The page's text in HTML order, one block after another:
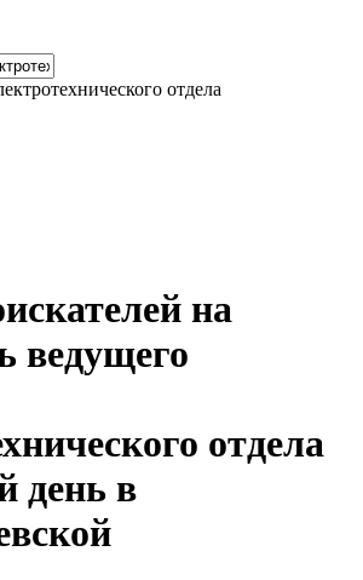
отдела
на
ведущего
отдела
день в